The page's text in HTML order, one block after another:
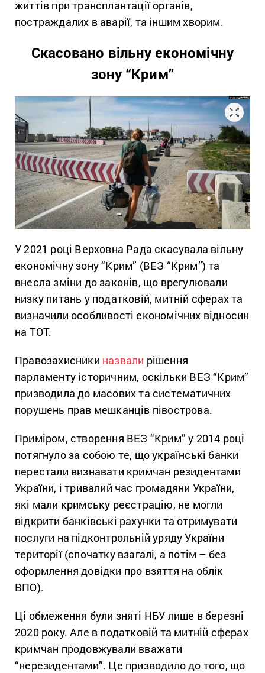
життів при трансплантації органів,
постраждалих в аварії, та іншим хворим.
Скасовано вільну економічну
зону “Крим”
У 2021 році Верховна Рада скасувала вільну
економічну зону “Крим” (ВЕЗ “Крим”) та
внесла зміни до законів, що врегулювали
низку питань у податковій, митній сферах та
визначили особливості економічних відносин
на ТОТ.
Правозахисники назвали рішення
парламенту історичним, оскільки ВЕЗ “Крим”
призводила до масових та систематичних
порушень прав мешканців півострова.
Приміром, створення ВЕЗ “Крим” у 2014 році
потягнуло за собою те, що українські банки
перестали визнавати кримчан резидентами
України, ітривалий час громадяни України,
які мали кримську реєстрацію, не могли
відкрити банківські рахунки та отримувати
послуги на підконтрольній уряду України
території (спочатку взагалі, а потім – без
оформлення довідки про взяття на облік
ВПО).
Ці обмеження були зняті НБУ лише в березні
2020 року. Але в податковій та митній сферах
кримчан продовжували вважати
“нерезидентами”. Це призводило до того, що